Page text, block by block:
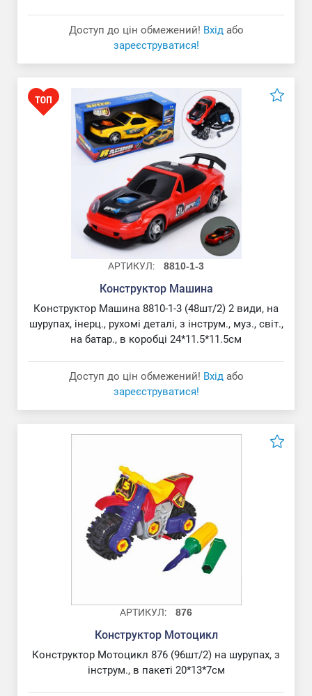
Доступ до цін обмежений! Вхід або
зареєструватися!
АРТИКУЛ: 8810-1-3
Конструктор Машина
Конструктор Машина 8810-1-3 (48шт/2) 2 види, на
шурупах, інерц., рухомі деталі, з інструм., муз., світ.,
на батар., в коробці 24*11.5*11.5см
Доступ до цін обмежений! Вхід або
зареєструватися!
АРТИКУЛ: 876
Конструктор Мотоцикл
Конструктор Мотоцикл 876 (96шт/2) на шурупах, з
інструм., в пакеті 20*13*7см